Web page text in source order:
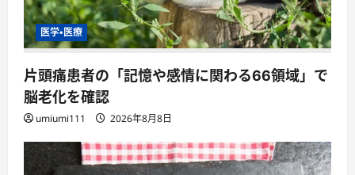
医学・医療
片頭痛患者の「記憶や感情に関わる66領域」で
脳老化を確認
umiumi111 2026年8月8日